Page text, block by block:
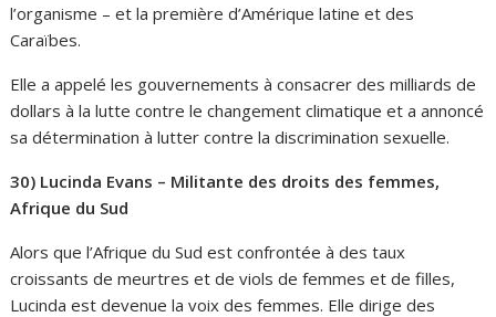
l’organisme – et la première d’Amérique latine et des
Caraïbes.
Elle a appelé les gouvernements à consacrer des milliards de
dollars à la lutte contre le changement climatique et a annoncé
sa détermination à lutter contre la discrimination sexuelle.
30) Lucinda Evans – Militante des droits des femmes,
Afrique du Sud
Alors que l’Afrique du Sud est confrontée à des taux
croissants de meurtres et de viols de femmes et de filles,
Lucinda est devenue la voix des femmes. Elle dirige des